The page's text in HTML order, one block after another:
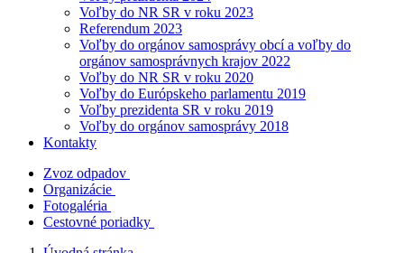
Voľby do NR SR v roku 2023
Referendum 2023
Voľby do orgánov samosprávy obcí a voľby do
orgánov samosprávnych krajov 2022
Voľby do NR SR v roku 2020
Voľby do Európskeho parlamentu 2019
Voľby prezidenta SR v roku 2019
Voľby do orgánov samosprávy 2018
Kontakty
Zvoz odpadov
Organizácie
Fotogaléria
Cestovné poriadky